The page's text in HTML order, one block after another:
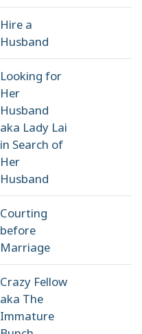
Hire a
Husband
Looking for
Her
Husband
aka Lady Lai
in Search of
Her
Husband
Courting
before
Marriage
Crazy Fellow
aka The
Immature